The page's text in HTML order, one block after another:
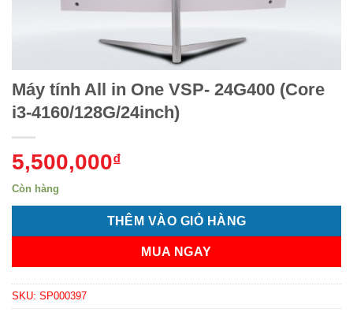
Máy tính All in One VSP- 24G400 (Core
i3-4160/128G/24inch)
5,500,000₫
Còn hàng
THÊM VÀO GIỎ HÀNG
MUA NGAY
SKU: SP000397